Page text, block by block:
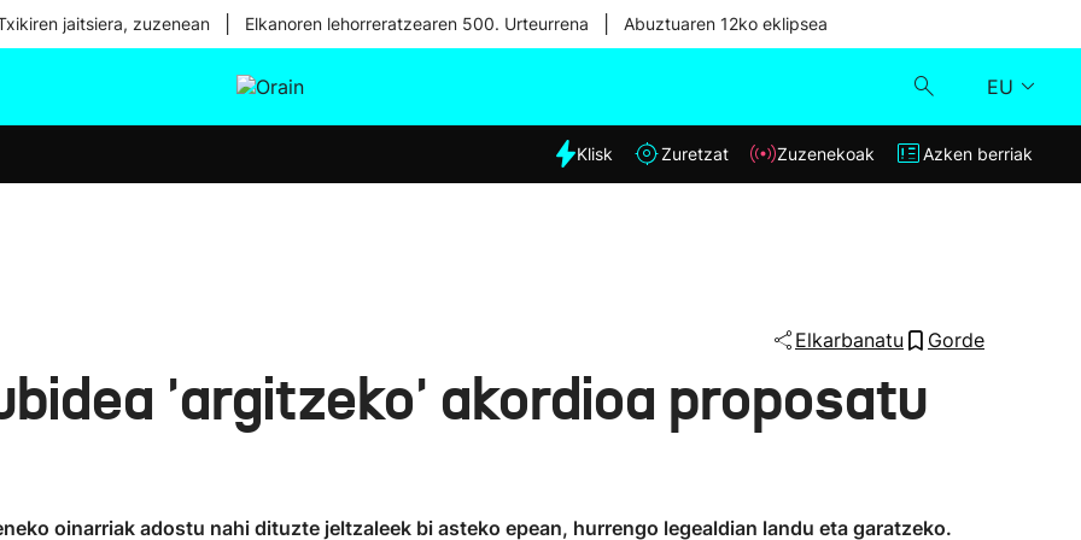
jaitsiera, zuzenean Elkanoren lehorreratzearen 500. Urteurrena Abuztuaren 12ko eklipsea
EU
Eguraldia
Klisk
Azken berriak
Klisk Zuretzat Zuzenekoak Azken berriak
Elkarbanatu Gorde
'argitzeko' akordioa proposatu
oinarriak adostu nahi dituzte jeltzaleek bi asteko epean, hurrengo legealdian landu eta garatzeko.